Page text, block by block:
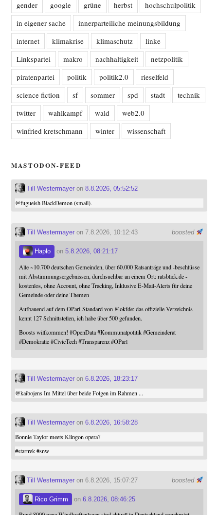
gender google grüne herbst
hochschulpolitik
in eigener sache
innerparteiliche meinungsbildung
internet
klimakrise klimaschutz
linke
Linkspartei
makro nachhaltigkeit
netzpolitik
piratenpartei
politik politik2.0
rieselfeld
science fiction
sf sommer spd stadt
technik
twitter
wahlkampf wald
web2.0
winfried kretschmann
winter wissenschaft
MASTODON-FEED
Till Westermayeron 8.8.2026, 05:52:52
@fugueishBlackDemon (small).
boosted
Till Westermayeron 7.8.2026, 10:12:43
Haplo on 5.8.2026, 08:21:17
Alle ~10.700 deutschen Gemeinden, über 60.000 Ratsanträge und -beschlüsse
mit Abstimmungsergebnissen, durchsuchbar an einem Ort: ratsblick.de -
kostenlos, ohne Account, ohne Tracking, Inklusive E-Mail-Alerts für deine
Gemeinde oder deine Themen
Aufbauend auf dem OParl-Standard von @okfde: das offizielle Verzeichnis
kennt 127 Schnittstellen, ich habe über 500 gefunden.
Boosts willkommen! #OpenData #Kommunalpolitik #Gemeinderat
#Demokratie #CivicTech #Transparenz #OParl
Till Westermayeron 6.8.2026, 18:23:17
@kaibojensIm Mittel über beide Folgen im Rahmen ...
Till Westermayeron 6.8.2026, 16:58:28
Bonnie Taylor meets Klingon opera?
#startrek #snw
boosted
Till Westermayeron 6.8.2026, 15:07:27
Rico Grimm on 6.8.2026, 08:46:25